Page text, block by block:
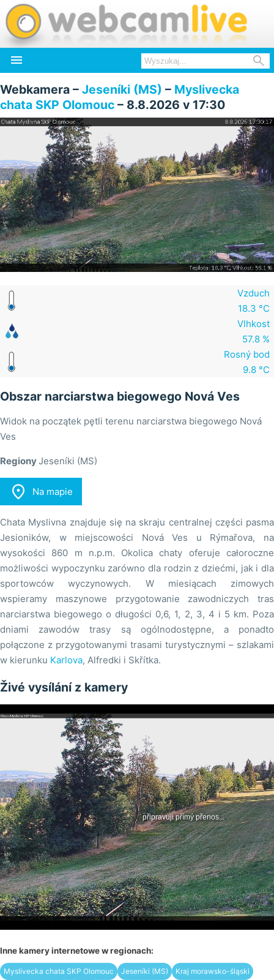
 
Webkamera – Jeseníki (MS) – Myslivecka
chata SKP Olomouc – 8.8.2026 v 17:30
Vzduch
18.3 °C
Vlhkost
57.8 %
Rosný bod
9.8 °C
Obszar narciarstwa biegowego Nová Ves
Widok na początek pętli terenu narciarstwa biegowego Nová
Ves
RegionyJeseníki (MS)
 Na mapie
Chata Myslivna znajduje się na skraju centralnej części pasma
Jesioników, w miejscowości Nová Ves u Rýmařova, na
wysokości 860 m n.p.m. Okolica chaty oferuje całoroczne
możliwości wypoczynku zarówno dla rodzin z dziećmi, jak i dla
sportowców wyczynowych. W miesiącach zimowych
wspieramy maszynowe przygotowanie zawodniczych tras
narciarstwa biegowego o długości 0,6, 1, 2, 3, 4 i 5 km. Poza
dniami zawodów trasy są ogólnodostępne, a ponadto
połączone z przygotowanymi trasami turystycznymi – szlakami
w kierunku Karlova, Alfredki i Skřítka.
Živé vysílání z kamery
Inne kamery internetowe w regionach:
Myslivecka chata SKP Olomouc Jeseníki (MS)
Kraj morawsko-śląski